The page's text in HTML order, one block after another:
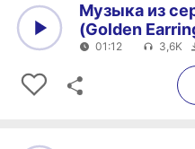
Музыка из
(Golden
01:12 3,6K